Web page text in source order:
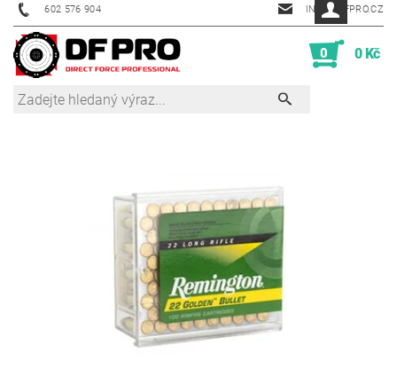
602 576 904 INFO@DFPRO.CZ
0 0 Kč